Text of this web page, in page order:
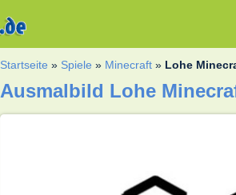
Startseite » Spiele » Minecraft » Lohe
Ausmalbild Lohe